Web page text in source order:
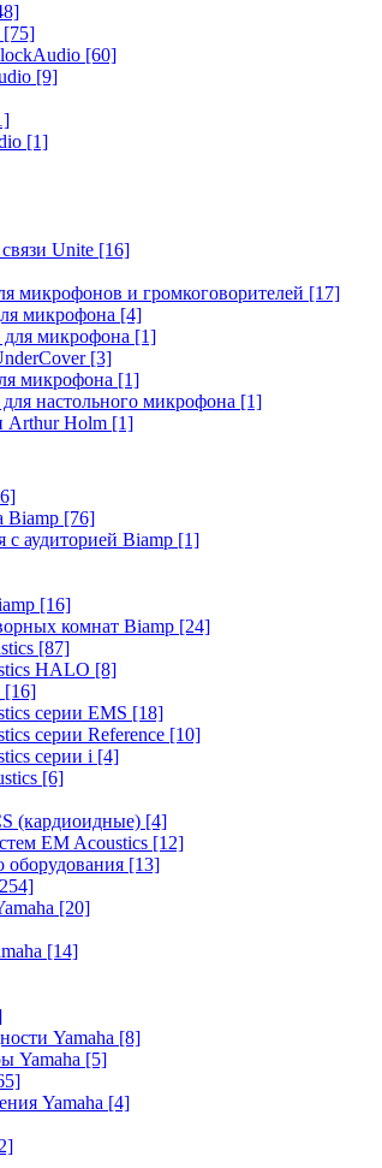
[75]
[60]
[9]
[1]
Unite [16]
и громкоговорителей [17]
микрофона [4]
микрофона [1]
[3]
микрофона [1]
настольного микрофона [1]
Arthur Holm [1]
Biamp [76]
аудиторией Biamp [1]
[16]
комнат Biamp [24]
[87]
HALO [8]
[16]
серии EMS [18]
серии Reference [10]
серии i [4]
[6]
(кардиоидные) [4]
EM Acoustics [12]
оборудования [13]
[20]
[14]
Yamaha [8]
Yamaha [5]
Yamaha [4]